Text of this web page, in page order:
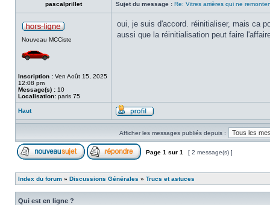
pascalprillet Sujet du message : Re: Vitres arrières qui ne
Nouveau MCCiste
Inscription : Ven Août 15, 2025
12:08 pm
Message(s) : 10
Localisation: paris 75
oui, je suis d'accord. réinitialiser, mais ca
aussi que la réinitialisation peut faire
Haut
Afficher les messages publiés depuis :
Page 1 sur 1 [ 2 message(s) ]
Index du forum » Discussions Générales » Trucs et astuces
Qui est en ligne ?